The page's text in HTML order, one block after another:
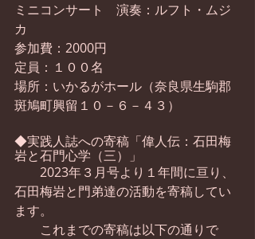
ミニコンサート　演奏：ルフト・ムジ
カ
参加費：2000円
定員：１００名
場所：いかるがホール（奈良県生駒郡
斑鳩町興留１０－６－４３）
◆実践人誌への寄稿「偉人伝：石田梅
岩と石門心学（三）」
2023年３月号より１年間に亘り、
石田梅岩と門弟達の活動を寄稿してい
ます。
これまでの寄稿は以下の通りで